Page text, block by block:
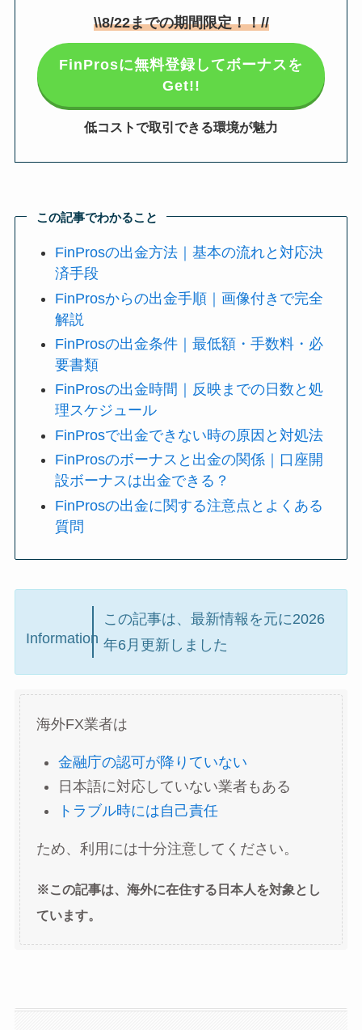
\\8/22までの期間限定！！//
FinProsに無料登録してボーナスを
Get!!
低コストで取引できる環境が魅力
この記事でわかること
FinProsの出金方法｜基本の流れと対応決
済手段
FinProsからの出金手順｜画像付きで完全
解説
FinProsの出金条件｜最低額・手数料・必
要書類
FinProsの出金時間｜反映までの日数と処
理スケジュール
FinProsで出金できない時の原因と対処法
FinProsのボーナスと出金の関係｜口座開
設ボーナスは出金できる？
FinProsの出金に関する注意点とよくある
質問
Information
この記事は、最新情報を元に2026
年6月更新しました
海外FX業者は
金融庁の認可が降りていない
日本語に対応していない業者もある
トラブル時には自己責任
ため、利用には十分注意してください。
※この記事は、海外に在住する日本人を対象とし
ています。